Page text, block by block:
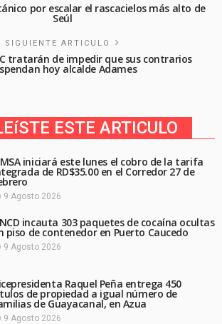
por escalar el rascacielos más alto de
Seúl
SIGUIENTE ARTICULO
tratarán de impedir que sus contrarios
hoy alcalde Adames
ESTE ARTICULO
iniciará este lunes el cobro de la tarifa
de RD$35.00 en el Corredor 27 de
9 Agosto 2026
incauta 303 paquetes de cocaína ocultas
piso de contenedor en Puerto Caucedo
9 Agosto 2026
Raquel Peña entrega 450
de propiedad a igual número de
de Guayacanal, en Azua
9 Agosto 2026